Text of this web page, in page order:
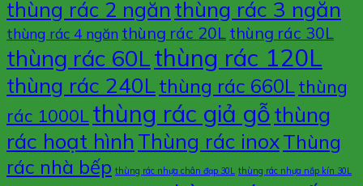
như
thế
thùng rác 2 ngăn thùng rác 3 ngăn
thùng rác 4 ngăn thùng rác 20L thùng rác 30L
thùng rác 60Lthùng rác 120L
thùng rác 240Lthùng rác 660Lthùng
rác 1000Lthùng rác giả gỗthùng
rác hoạt hìnhThùng rác inoxThùng
rác nhà bếp thùng rác nhựa chân đạp 30L thùng rác nhựa nắp kín 30L